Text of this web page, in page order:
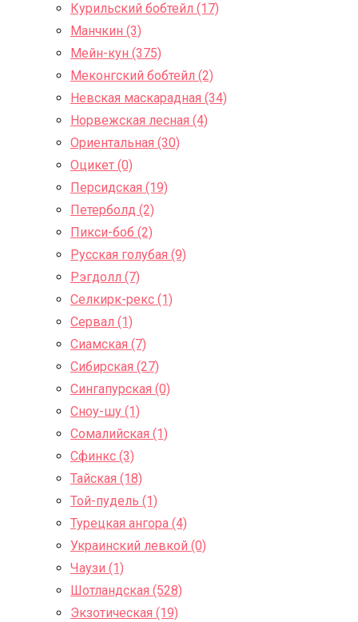
Курильский бобтейл (17)
Манчкин (3)
Мейн-кун (375)
Меконгский бобтейл (2)
Невская маскарадная (34)
Норвежская лесная (4)
Ориентальная (30)
Оцикет (0)
Персидская (19)
Петерболд (2)
Пикси-боб (2)
Русская голубая (9)
Рэгдолл (7)
Селкирк-рекс (1)
Сервал (1)
Сиамская (7)
Сибирская (27)
Сингапурская (0)
Сноу-шу (1)
Сомалийская (1)
Сфинкс (3)
Тайская (18)
Той-пудель (1)
Турецкая ангора (4)
Украинский левкой (0)
Чаузи (1)
Шотландская (528)
Экзотическая (19)